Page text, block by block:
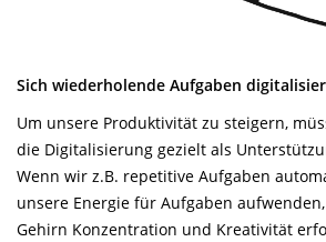
Sich wiederholende Aufgaben
Um unsere Produktivität zu steigern,
die Digitalisierung gezielt als
Wenn wir z.B. repetitive Aufgaben
unsere Energie für Aufgaben
Gehirn Konzentration und Kreativität